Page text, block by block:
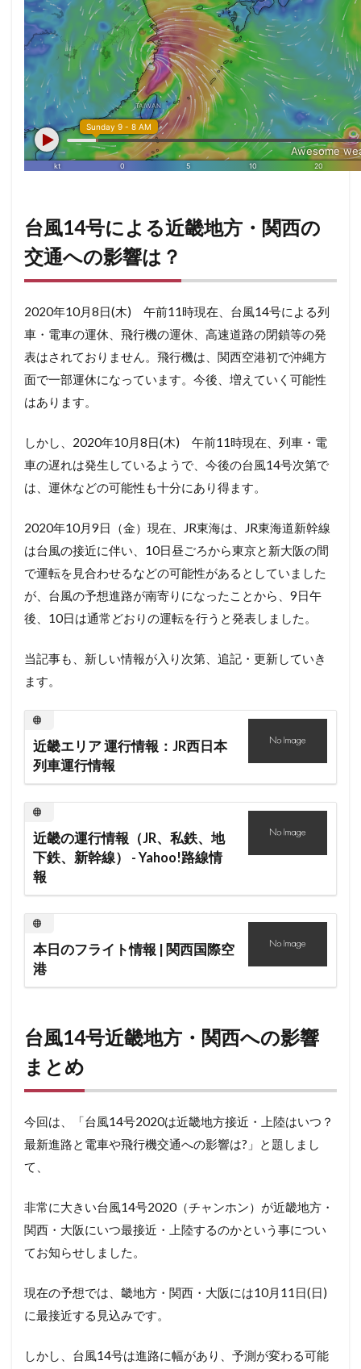
台風14号による近畿地方・関西の
交通への影響は？
2020年10月8日(木) 午前11時現在、台風14号による列
車・電車の運休、飛行機の運休、高速道路の閉鎖等の発
表はされておりません。飛行機は、関西空港初で沖縄方
面で一部運休になっています。今後、増えていく可能性
はあります。
しかし、2020年10月8日(木) 午前11時現在、列車・電
車の遅れは発生しているようで、今後の台風14号次第で
は、運休などの可能性も十分にあり得ます。
2020年10月9日（金）現在、JR東海は、JR東海道新幹線
は台風の接近に伴い、10日昼ごろから東京と新大阪の間
で運転を見合わせるなどの可能性があるとしていました
が、台風の予想進路が南寄りになったことから、9日午
後、10日は通常どおりの運転を行うと発表しました。
当記事も、新しい情報が入り次第、追記・更新していき
ます。
近畿エリア 運行情報：JR西日本
列車運行情報
近畿の運行情報（JR、私鉄、地
下鉄、新幹線） - Yahoo!路線情
報
本日のフライト情報 | 関西国際空
港
台風14号近畿地方・関西への影響
まとめ
今回は、「台風14号2020は近畿地方接近・上陸はいつ？
最新進路と電車や飛行機交通への影響は?」と題しまし
て、
非常に大きい台風14号2020（チャンホン）が近畿地方・
関西・大阪にいつ最接近・上陸するのかという事につい
てお知らせしました。
現在の予想では、畿地方・関西・大阪には10月11日(日)
に最接近する見込みです。
しかし、台風14号は進路に幅があり、予測が変わる可能